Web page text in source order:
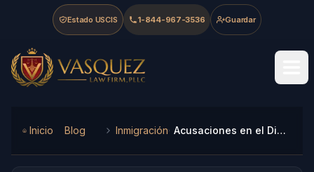
Skip to main content
Skip to navigation
Skip to footer
Estado USCIS 1-844-967-3536 Guardar
Vasquez Law Firm - Home
Inicio Blog Inmigración Acusaciones en el Distrito Sur: Lo que Debes Saber en 2026 (Español)